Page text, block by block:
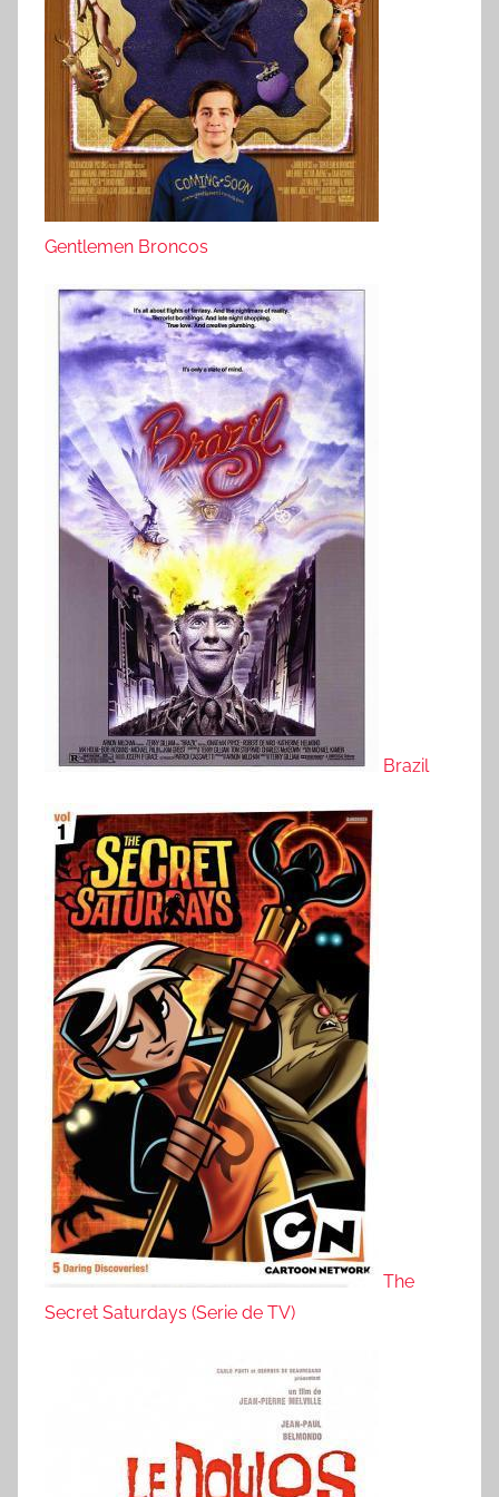
Gentlemen Broncos
Brazil
The
Secret Saturdays (Serie de TV)